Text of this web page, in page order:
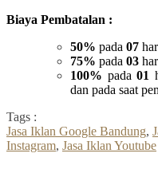
Biaya Pembatalan :
50% pada 07
75% pada 03
100% pada01
dan pada saat
Tags :
Jasa Iklan Google Bandung,
Instagram, Jasa Iklan Youtube